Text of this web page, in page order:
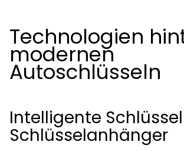
Technologien
modernen
Autoschlüsseln
Intelligente
Schlüsselanhänger